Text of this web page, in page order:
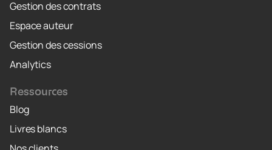
Gestion des contrats
Espace auteur
Gestion des cessions
Analytics
Ressources
Blog
Livres blancs